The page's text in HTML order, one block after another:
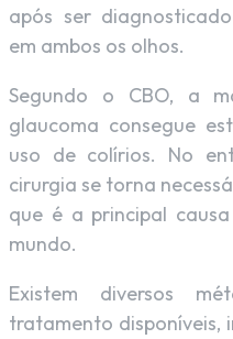
após ser
em ambos os olhos.
Segundo o CBO, a
glaucoma consegue
uso de colírios. No
cirurgia se torna
que é a principal
mundo.
Existem diversos
tratamento disponíveis,